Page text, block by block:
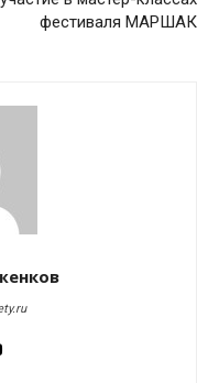
фестиваля МАРШАК